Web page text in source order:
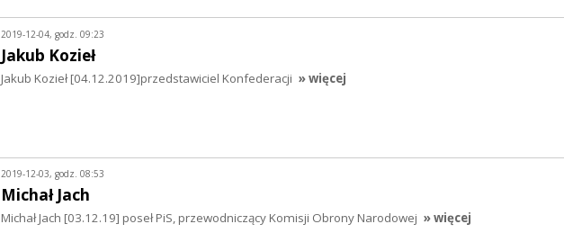
2019-12-04, godz. 09:23
Jakub Kozieł
Jakub Kozieł [04.12.2019]przedstawiciel Konfederacji » więcej
2019-12-03, godz. 08:53
Michał Jach
Michał Jach [03.12.19] poseł PiS, przewodniczący Komisji Obrony Narodowej » więcej